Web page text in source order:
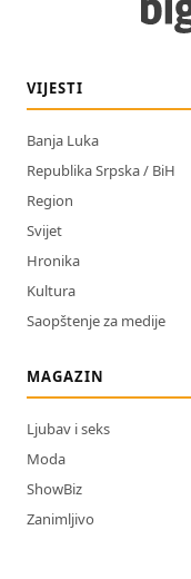
VIJESTI
Banja Luka
Republika Srpska / BiH
Region
Svijet
Hronika
Kultura
Saopštenje za medije
MAGAZIN
Ljubav i seks
Moda
ShowBiz
Zanimljivo